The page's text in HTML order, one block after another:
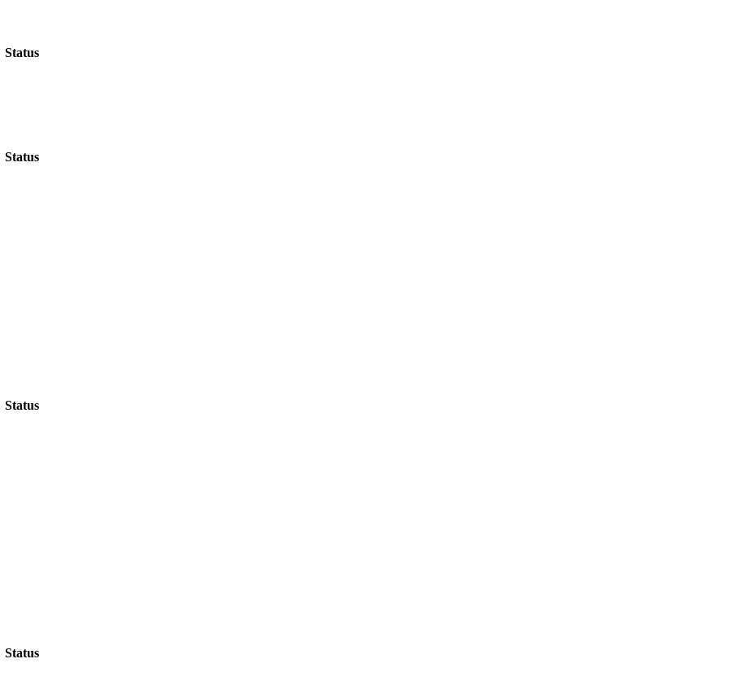
Status
Status
Status
Status